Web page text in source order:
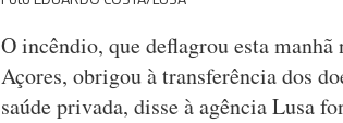
O incêndio, que deflagrou esta
Açores, obrigou à transferência dos
saúde privada, disse à agência Lusa